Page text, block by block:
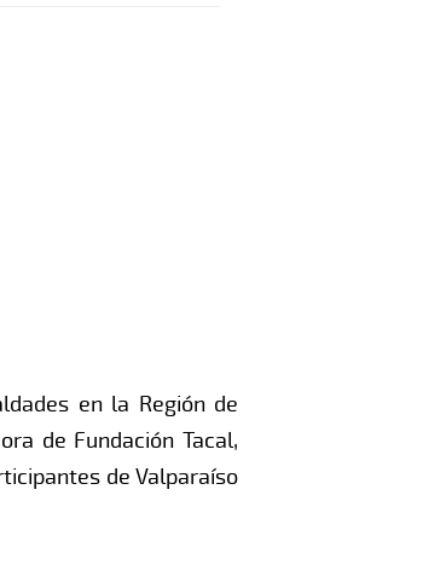
en la Región de
de Fundación Tacal,
de Valparaíso